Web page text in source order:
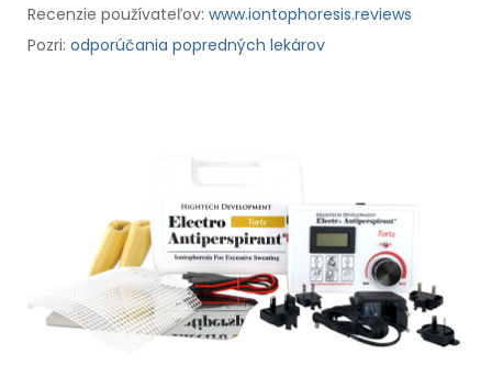
Recenzie používateľov: www.iontophoresis.reviews
Pozri: odporúčania popredných lekárov